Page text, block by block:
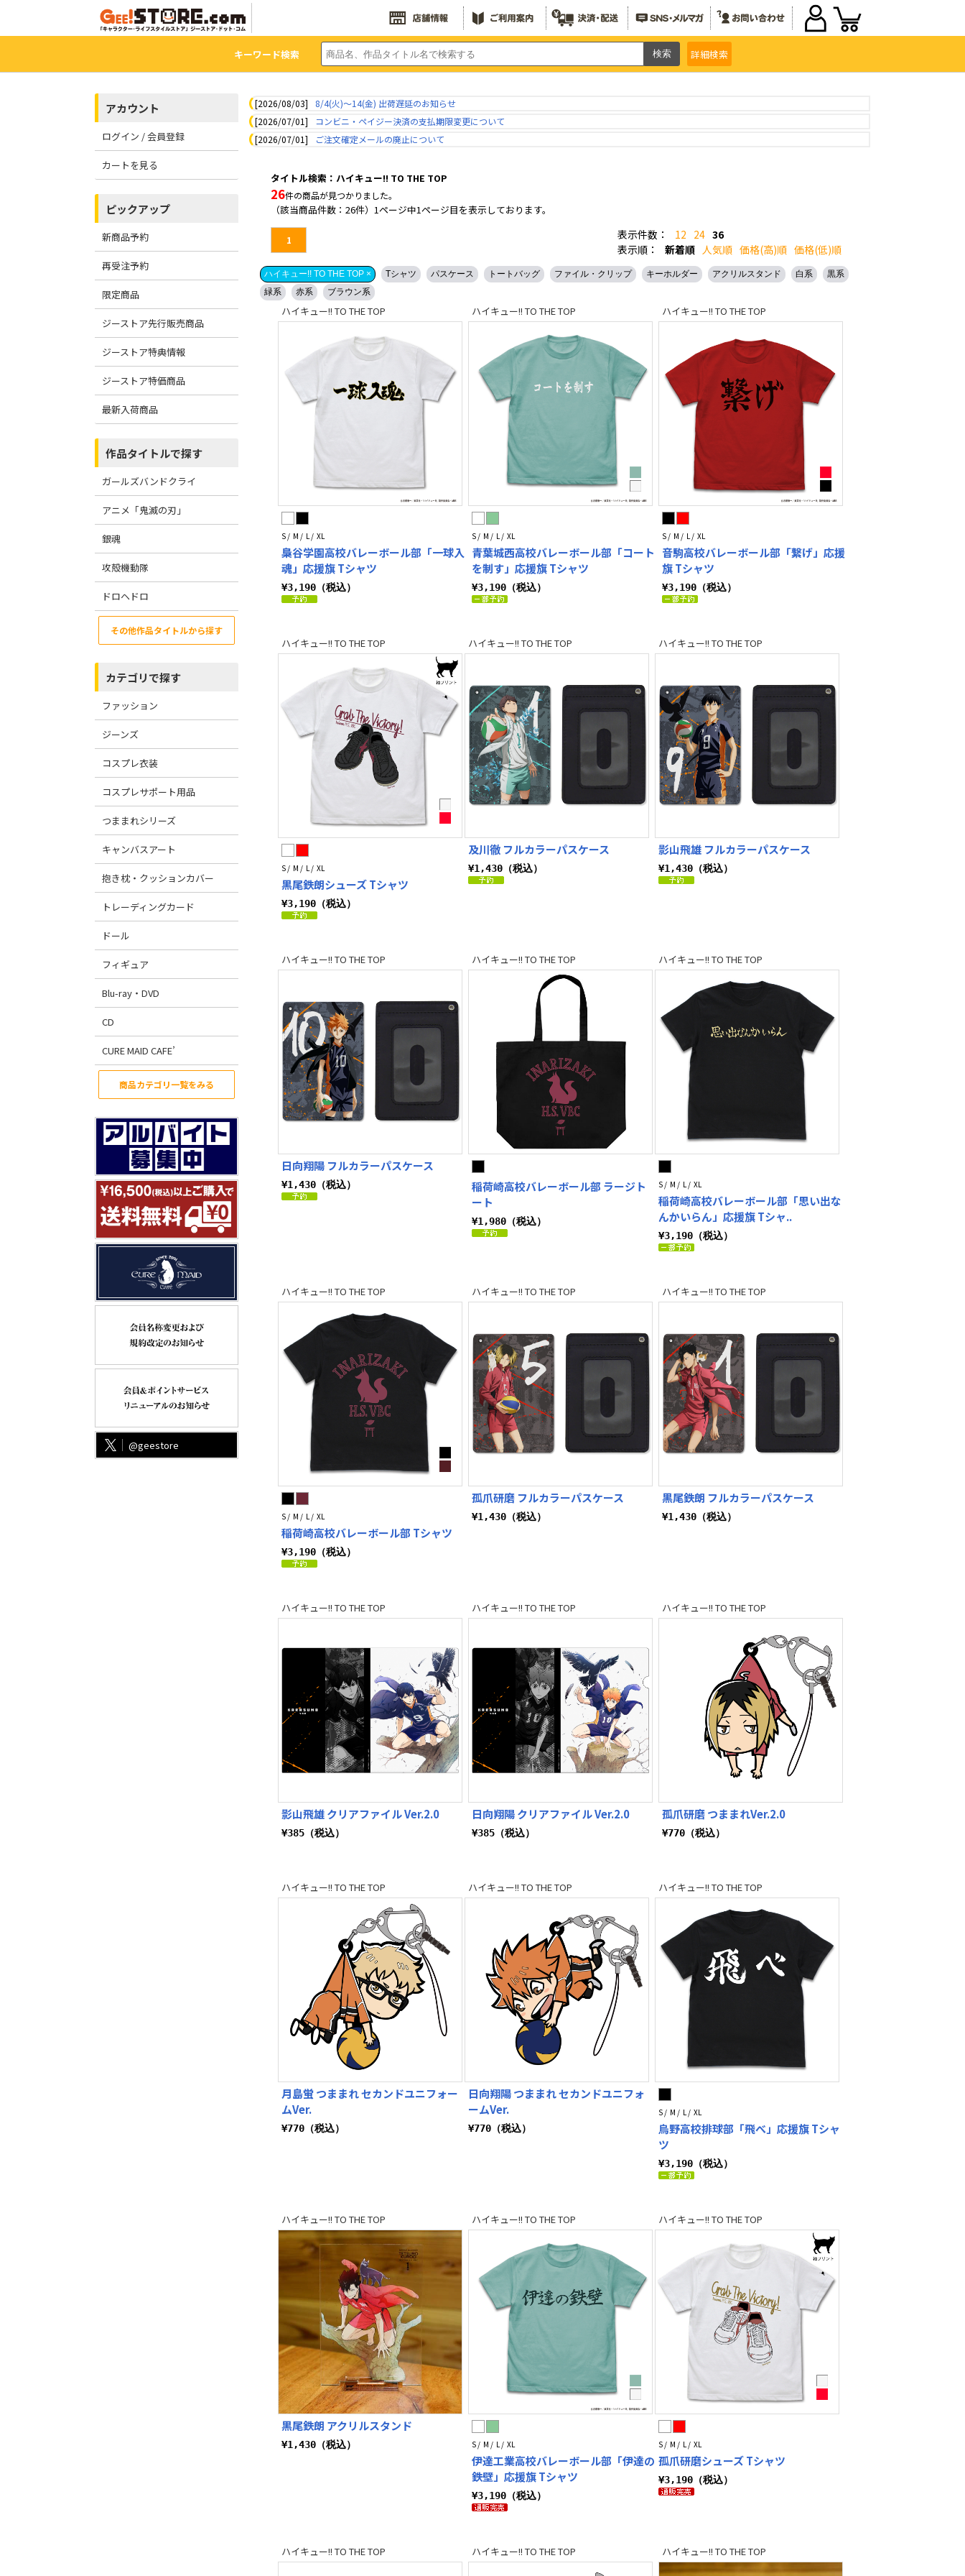
キーワード検索 詳細検索
アカウント
ログイン / 会員登録
カートを見る
ピックアップ
新商品予約
再受注予約
限定商品
ジーストア先行販売商品
ジーストア特典情報
ジーストア特価商品
最新入荷商品
作品タイトルで探す
ガールズバンドクライ
アニメ「鬼滅の刃」
銀魂
攻殻機動隊
ドロヘドロ
その他作品タイトルから探す
カテゴリで探す
ファッション
ジーンズ
コスプレ衣装
コスプレサポート用品
つままれシリーズ
キャンバスアート
抱き枕・クッションカバー
トレーディングカード
ドール
フィギュア
Blu-ray・DVD
CD
CURE MAID CAFE’
商品カテゴリ一覧をみる
@geestore
[2026/08/03]
8/4(火)～14(金) 出荷遅延のお知らせ
[2026/07/01]
コンビニ・ペイジー決済の支払期限変更について
[2026/07/01]
ご注文確定メールの廃止について
タイトル検索：ハイキュー!! TO THE TOP
26件の商品が見つかりました。
（該当商品件数：26件）1ページ中1ページ目を表示しております。
1 表示件数： 12 24 36
表示順：
新着順 人気順 価格(高)順 価格(低)順
ハイキュー!! TO THE TOP × Tシャツ パスケース トートバッグ ファイル・クリップ キーホルダー アクリルスタンド 白系
黒系
緑系
赤系 ブラウン系
ハイキュー!! TO THE TOP
S / M / L / XL
梟谷学園高校バレーボール部「一球入
魂」応援旗 Tシャツ
¥3,190（税込）
ハイキュー!! TO THE TOP
S / M / L / XL
青葉城西高校バレーボール部「コート
を制す」応援旗 Tシャツ
¥3,190（税込）
ハイキュー!! TO THE TOP
S / M / L / XL
音駒高校バレーボール部「繋げ」応援
旗 Tシャツ
¥3,190（税込）
ハイキュー!! TO THE TOP
S / M / L / XL
黒尾鉄朗シューズ Tシャツ
¥3,190（税込）
ハイキュー!! TO THE TOP
及川徹 フルカラーパスケース
¥1,430（税込）
ハイキュー!! TO THE TOP
影山飛雄 フルカラーパスケース
¥1,430（税込）
ハイキュー!! TO THE TOP
日向翔陽 フルカラーパスケース
¥1,430（税込）
ハイキュー!! TO THE TOP
稲荷崎高校バレーボール部 ラージト
ート
¥1,980（税込）
ハイキュー!! TO THE TOP
S / M / L / XL
稲荷崎高校バレーボール部「思い出な
んかいらん」応援旗 Tシャ..
¥3,190（税込）
ハイキュー!! TO THE TOP
S / M / L / XL
稲荷崎高校バレーボール部 Tシャツ
¥3,190（税込）
ハイキュー!! TO THE TOP
孤爪研磨 フルカラーパスケース
¥1,430（税込）
ハイキュー!! TO THE TOP
黒尾鉄朗 フルカラーパスケース
¥1,430（税込）
ハイキュー!! TO THE TOP
影山飛雄 クリアファイル Ver.2.0
¥385（税込）
ハイキュー!! TO THE TOP
日向翔陽 クリアファイル Ver.2.0
¥385（税込）
ハイキュー!! TO THE TOP
孤爪研磨 つままれVer.2.0
¥770（税込）
ハイキュー!! TO THE TOP
月島蛍 つままれ セカンドユニフォー
ムVer.
¥770（税込）
ハイキュー!! TO THE TOP
日向翔陽 つままれ セカンドユニフォ
ームVer.
¥770（税込）
ハイキュー!! TO THE TOP
S / M / L / XL
烏野高校排球部「飛べ」応援旗 Tシャ
ツ
¥3,190（税込）
ハイキュー!! TO THE TOP
黒尾鉄朗 アクリルスタンド
¥1,430（税込）
ハイキュー!! TO THE TOP
S / M / L / XL
伊達工業高校バレーボール部「伊達の
鉄壁」応援旗 Tシャツ
¥3,190（税込）
ハイキュー!! TO THE TOP
S / M / L / XL
孤爪研磨シューズ Tシャツ
¥3,190（税込）
ハイキュー!! TO THE TOP ハイキュー!! TO THE TOP ハイキュー!! TO THE TOP